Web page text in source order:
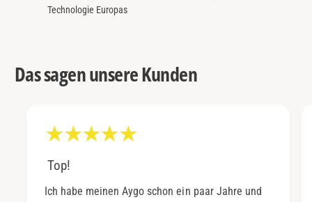
Technologie Europas
Das sagen unsere Kunden
Top!
Ich habe meinen Aygo schon ein paar Jahre und